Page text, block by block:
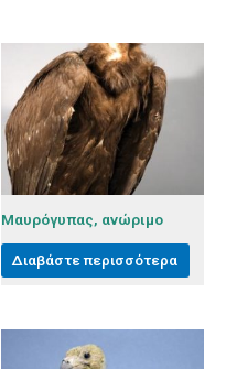
Μαυρόγυπας, ανώριμο
Διαβάστε περισσότερα